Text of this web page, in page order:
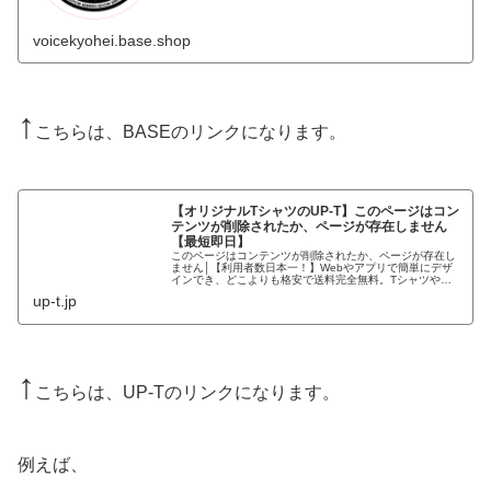
voicekyohei.base.shop
↑ こちらは、BASEのリンクになります。
【オリジナルTシャツのUP-T】このページはコン
テンツが削除されたか、ページが存在しません
【最短即日】
このページはコンテンツが削除されたか、ページが存在し
ません│【利用者数日本一！】Webやアプリで簡単にデザ
インでき、どこよりも格安で送料完全無料。Tシャツやス
up-t.jp
↑ こちらは、UP-Tのリンクになります。
例えば、